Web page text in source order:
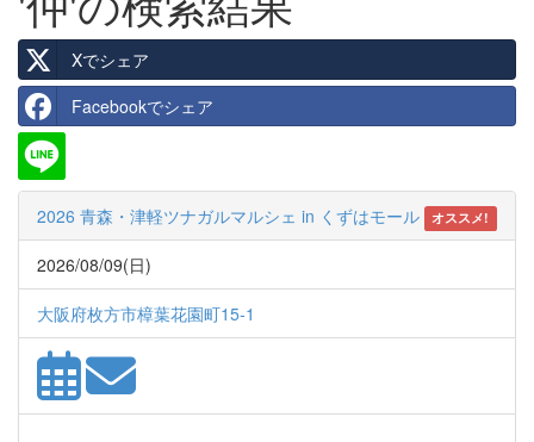
Xでシェア
Facebookでシェア
2026 青森・津軽ツナガルマルシェ in くずはモール オススメ!
2026/08/09(日)
大阪府枚方市樟葉花園町15-1